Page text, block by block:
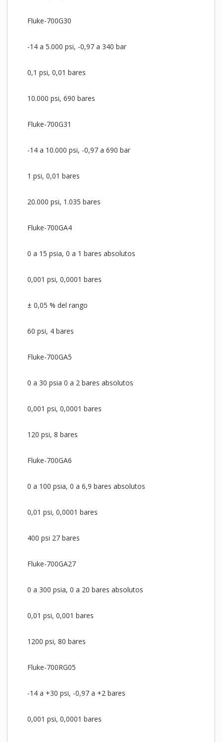
Fluke-700G30
-14 a 5.000 psi, -0,97 a 340 bar
0,1 psi, 0,01 bares
10.000 psi, 690 bares
Fluke-700G31
-14 a 10.000 psi, -0,97 a 690 bar
1 psi, 0,01 bares
20.000 psi, 1.035 bares
Fluke-700GA4
0 a 15 psia, 0 a 1 bares absolutos
0,001 psi, 0,0001 bares
± 0,05 % del rango
60 psi, 4 bares
Fluke-700GA5
0 a 30 psia 0 a 2 bares absolutos
0,001 psi, 0,0001 bares
120 psi, 8 bares
Fluke-700GA6
0 a 100 psia, 0 a 6,9 bares absolutos
0,01 psi, 0,0001 bares
400 psi 27 bares
Fluke-700GA27
0 a 300 psia, 0 a 20 bares absolutos
0,01 psi, 0,001 bares
1200 psi, 80 bares
Fluke-700RG05
-14 a +30 psi, -0,97 a +2 bares
0,001 psi, 0,0001 bares